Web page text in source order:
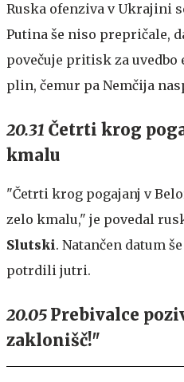
Ruska ofenziva v Ukrajini
Putina še niso prepričale,
povečuje pritisk za
plin, čemur pa Nemčija
20.31 Četrti krog
kmalu
"Četrti krog pogajanj v
zelo kmalu," je povedal
Slutski. Natančen datum
potrdili jutri.
20.05 Prebivalce
zaklonišč!"